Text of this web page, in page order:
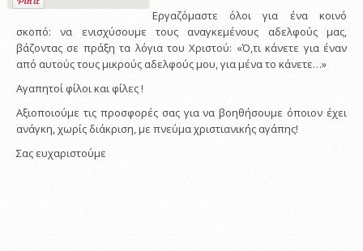
Εργαζόμαστε όλοι για ένα κοινό
σκοπό: να ενισχύσουμε τους αναγκεμένους αδελφούς μας,
βάζοντας σε πράξη τα λόγια του Χριστού: «Ό,τι κάνετε για έναν
από αυτούς τους μικρούς αδελφούς μου, για μένα το κάνετε…»
Αγαπητοί φίλοι και φίλες !
Αξιοποιούμε τις προσφορές σας για να βοηθήσουμε όποιον έχει
ανάγκη, χωρίς διάκριση, με πνεύμα χριστιανικής αγάπης!
Σας ευχαριστούμε